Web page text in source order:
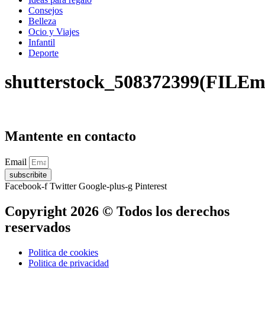
Consejos
Belleza
Ocio y Viajes
Infantil
Deporte
Mantente en contacto
Email
subscribite
Facebook-f Twitter Google-plus-g Pinterest
Copyright 2026 © Todos los derechos
reservados
Politica de cookies
Politica de privacidad